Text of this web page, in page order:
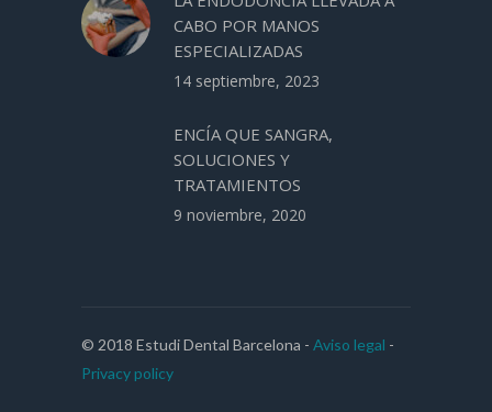
CABO POR MANOS
ESPECIALIZADAS
14 septiembre, 2023
ENCÍA QUE SANGRA,
SOLUCIONES Y
TRATAMIENTOS
9 noviembre, 2020
© 2018 Estudi Dental Barcelona - Aviso legal -
Privacy policy